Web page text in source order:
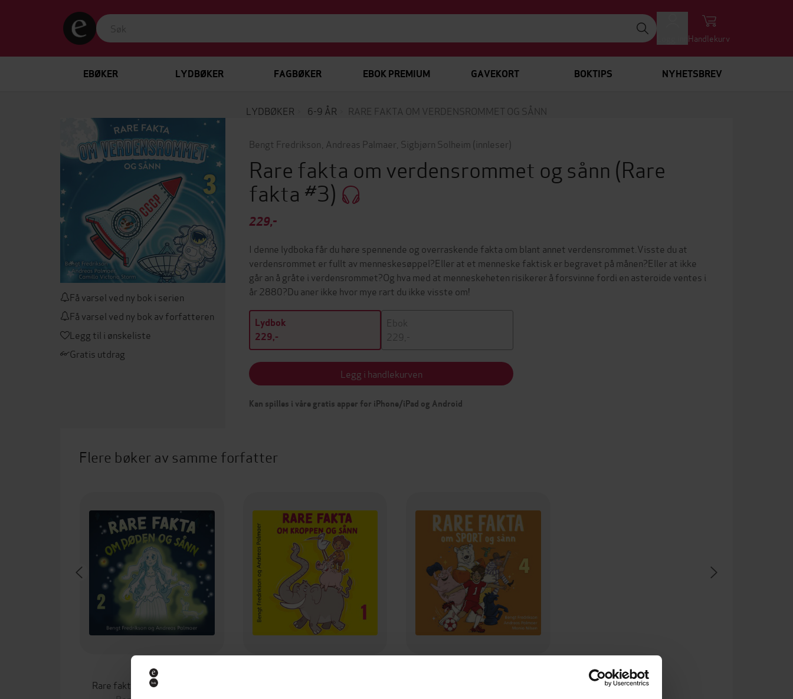
Handlekurv
EBØKER LYDBØKER FAGBØKER EBOK PREMIUM GAVEKORT BOKTIPS NYHETSBREV
LYDBØKER 6-9 ÅR RARE FAKTA OM VERDENSROMMET OG SÅNN
Få varsel ved ny bok i serien
Få varsel ved ny bok av forfatteren
Legg til i ønskeliste
Gratis utdrag
Bengt Fredrikson Andreas Palmaer Sigbjørn Solheim (innleser)
Rare fakta om verdensrommet og sånn (Rare
fakta #3)
229,-
I denne lydboka får du høre spennende og overraskende fakta om blant annet verdensrommet.Visste du at
verdensrommet er fullt av menneskesøppel?Eller at et menneske faktisk er begravet på månen?Eller at ikke
går an å gråte i verdensrommet?Og hva med at menneskeheten risikerer å forsvinne fordi en asteroide ventes i
år 2880?Du aner ikke hvor mye rart du ikke visste om!
Lydbok
229,-
Ebok
229,-
Legg i handlekurven
Kan spilles i våre gratis apper for iPhone/iPad og Android
Flere bøker av samme forfatter
229,-
Rare fakta om døden og sånn